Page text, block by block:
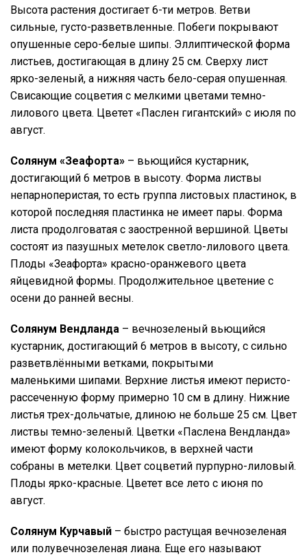
Высота растения достигает 6-ти метров. Ветви
сильные, густо-разветвленные. Побеги покрывают
опушенные серо-белые шипы. Эллиптической форма
листьев, достигающая в длину 25 см. Сверху лист
ярко-зеленый, а нижняя часть бело-серая опушенная.
Свисающие соцветия с мелкими цветами темно-
лилового цвета. Цветет «Паслен гигантский» с июля по
август.
Солянум «Зеафорта» – вьющийся кустарник,
достигающий 6 метров в высоту. Форма листвы
непарноперистая, то есть группа листовых пластинок, в
которой последняя пластинка не имеет пары. Форма
листа продолговатая с заостренной вершиной. Цветы
состоят из пазушных метелок светло-лилового цвета.
Плоды «Зеафорта» красно-оранжевого цвета
яйцевидной формы. Продолжительное цветение с
осени до ранней весны.
Солянум Вендланда – вечнозеленый вьющийся
кустарник, достигающий 6 метров в высоту, с сильно
разветвлёнными ветками, покрытыми
маленькими шипами. Верхние листья имеют перисто-
рассеченную форму примерно 10 см в длину. Нижние
листья трех-дольчатые, длиною не больше 25 см. Цвет
листвы темно-зеленый. Цветки «Паслена Вендланда»
имеют форму колокольчиков, в верхней части
собраны в метелки. Цвет соцветий пурпурно-лиловый.
Плоды ярко-красные. Цветет все лето с июня по
август.
Солянум Курчавый – быстро растущая вечнозеленая
или полувечнозеленая лиана. Еще его называют